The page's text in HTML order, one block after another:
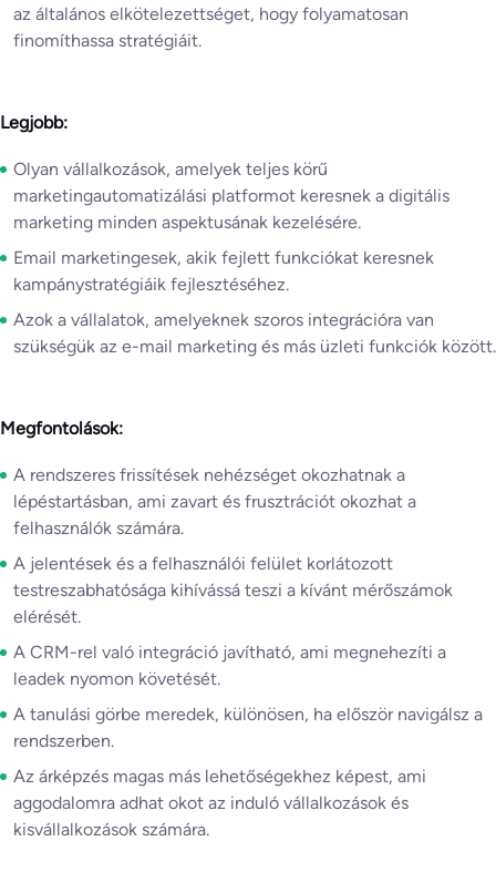
az általános elkötelezettséget, hogy folyamatosan
finomíthassa stratégiáit.
Legjobb:
Olyan vállalkozások, amelyek teljes körű
marketingautomatizálási platformot keresnek a digitális
marketing minden aspektusának kezelésére.
Email marketingesek, akik fejlett funkciókat keresnek
kampánystratégiáik fejlesztéséhez.
Azok a vállalatok, amelyeknek szoros integrációra van
szükségük az e-mail marketing és más üzleti funkciók között.
Megfontolások:
A rendszeres frissítések nehézséget okozhatnak a
lépéstartásban, ami zavart és frusztrációt okozhat a
felhasználók számára.
A jelentések és a felhasználói felület korlátozott
testreszabhatósága kihívássá teszi a kívánt mérőszámok
elérését.
A CRM-rel való integráció javítható, ami megnehezíti a
leadek nyomon követését.
A tanulási görbe meredek, különösen, ha először navigálsz a
rendszerben.
Az árképzés magas más lehetőségekhez képest, ami
aggodalomra adhat okot az induló vállalkozások és
kisvállalkozások számára.